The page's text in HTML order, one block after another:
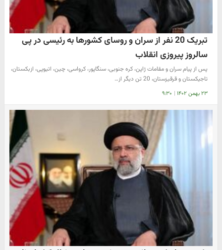
تبریک 20 نفر از سران و روسای کشورها به رئیسی در پی
سالروز پیروزی انقلاب
پس از پیام سران و مقامات ژاپن، کره جنوبی، سنگاپور، کرواسی، چین، اتیوپی، ازبکستان،
تاجیکستان و قرقیزستان، 20 تن دیگر از…
۲۳ بهمن ۱۴۰۲ | ۹:۳۰